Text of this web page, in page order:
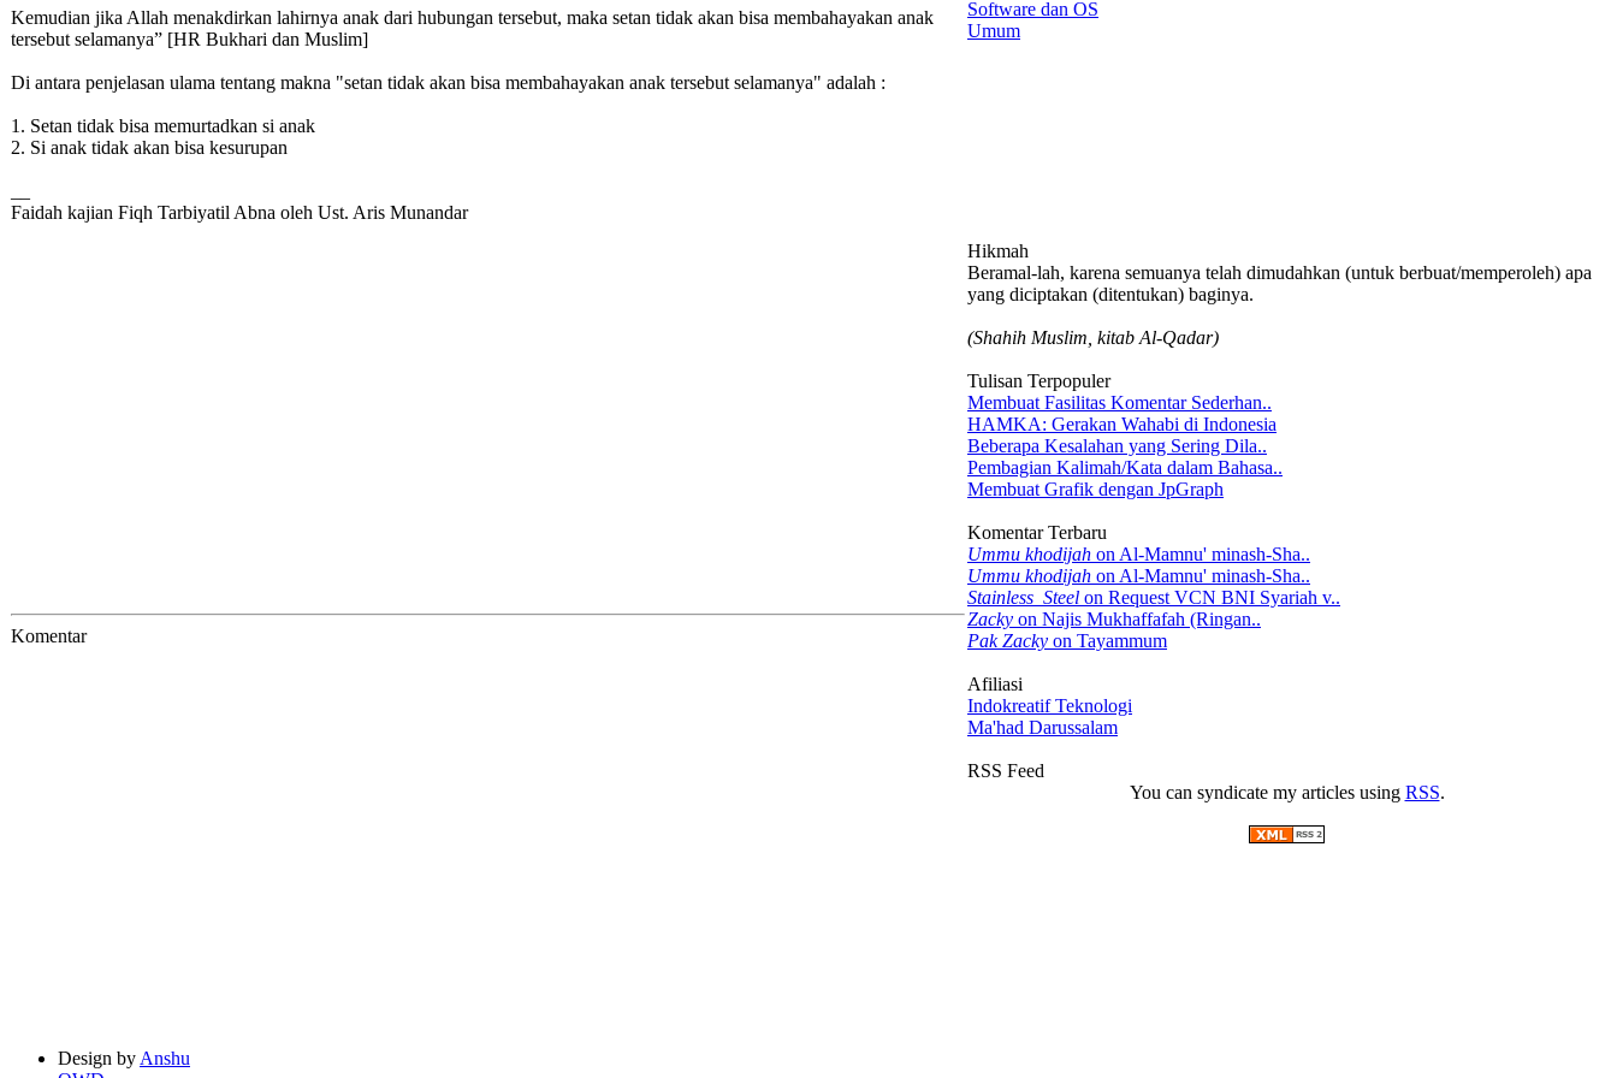
Kemudian jika Allah menakdirkan lahirnya anak dari hubungan tersebut, maka setan tidak akan bisa membahayakan anak
tersebut selamanya” [HR Bukhari dan Muslim]
Di antara penjelasan ulama tentang makna "setan tidak akan bisa membahayakan anak tersebut selamanya" adalah :
1. Setan tidak bisa memurtadkan si anak
2. Si anak tidak akan bisa kesurupan
Faidah kajian Fiqh Tarbiyatil Abna oleh Ust. Aris Munandar
Komentar
Software dan OS
Umum
Hikmah
Beramal-lah, karena semuanya telah dimudahkan (untuk berbuat/memperoleh) apa
yang diciptakan (ditentukan) baginya.
(Shahih Muslim, kitab Al-Qadar)
Tulisan Terpopuler
Membuat Fasilitas Komentar Sederhan..
HAMKA: Gerakan Wahabi di Indonesia
Beberapa Kesalahan yang Sering Dila..
Pembagian Kalimah/Kata dalam Bahasa..
Membuat Grafik dengan JpGraph
Komentar Terbaru
Ummu khodijah on Al-Mamnu' minash-Sha..
Ummu khodijah on Al-Mamnu' minash-Sha..
Stainless_Steel on Request VCN BNI Syariah v..
Zacky on Najis Mukhaffafah (Ringan..
Pak Zacky on Tayammum
Afiliasi
Indokreatif Teknologi
Ma'had Darussalam
RSS Feed
You can syndicate my articles using RSS.
Design byAnshu